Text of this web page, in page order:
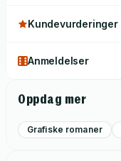
Kundevurderinger
Anmeldelser
Oppdag mer
Grafiske romaner